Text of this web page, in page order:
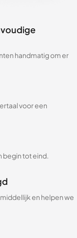
handmatig om er
voor een
begin tot eind.
en helpen we